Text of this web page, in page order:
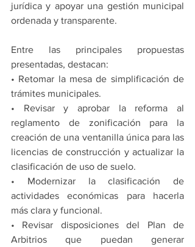
jurídica y apoyar una gestión municipal
ordenada y transparente.
Entre las principales propuestas
presentadas, destacan:
• Retomar la mesa de simplificación de
trámites municipales.
• Revisar y aprobar la reforma al
reglamento de zonificación para la
creación de una ventanilla única para las
licencias de construcción y actualizar la
clasificación de uso de suelo.
• Modernizar la clasificación de
actividades económicas para hacerla
más clara y funcional.
• Revisar disposiciones del Plan de
Arbitrios que puedan generar